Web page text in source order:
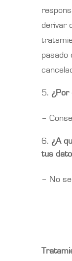
derivar
pasado
¿Por
–
¿A
tus
– No